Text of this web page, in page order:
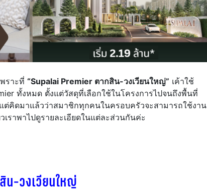
ราะที่ “Supalai Premier ตากสิน-วงเวียนใหญ่” เค้าใช้
ทั้งหมด ตั้งแต่วัสดุที่เลือกใช้ในโครงการไปจนถึงพื้นที่
ต่คิดมาแล้วว่าสมาชิกทุกคนในครอบครัวจะสามารถใช้งาน
เราพาไปดูรายละเอียดในแต่ละส่วนกันค่ะ
น-วงเวียนใหญ่